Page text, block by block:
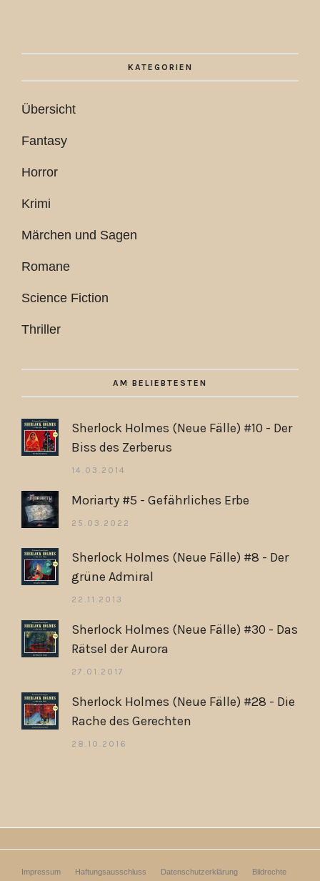
KATEGORIEN
Übersicht
Fantasy
Horror
Krimi
Märchen und Sagen
Romane
Science Fiction
Thriller
AM BELIEBTESTEN
Sherlock Holmes (Neue Fälle) #10 - Der
Biss des Zerberus
14.03.2014
Moriarty #5 - Gefährliches Erbe
25.03.2022
Sherlock Holmes (Neue Fälle) #8 - Der
grüne Admiral
22.11.2013
Sherlock Holmes (Neue Fälle) #30 - Das
Rätsel der Aurora
27.01.2017
Sherlock Holmes (Neue Fälle) #28 - Die
Rache des Gerechten
28.10.2016
Impressum Haftungsausschluss Datenschutzerklärung Bildrechte